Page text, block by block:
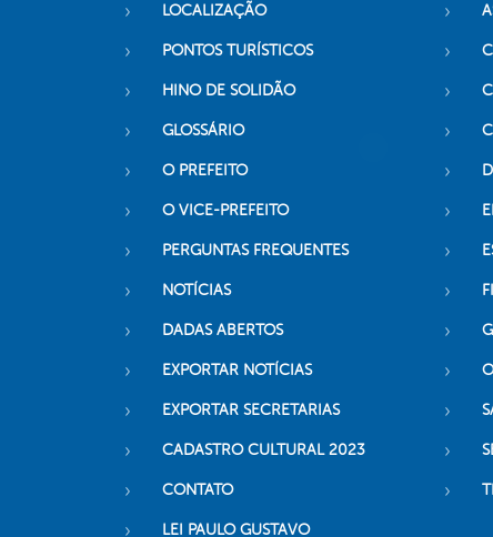
LOCALIZAÇÃO
PONTOS TURÍSTICOS
HINO DE SOLIDÃO
GLOSSÁRIO
O PREFEITO
O VICE-PREFEITO
PERGUNTAS FREQUENTES
NOTÍCIAS
DADAS ABERTOS
EXPORTAR NOTÍCIAS
EXPORTAR SECRETARIAS
CADASTRO CULTURAL 2023
CONTATO
LEI PAULO GUSTAVO